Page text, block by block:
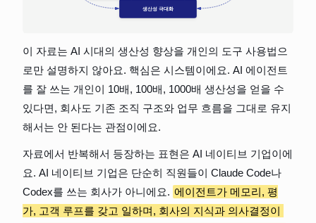
이 자료는 AI 시대의 생산성 향상을 개인의 도구 사용법으
로만 설명하지 않아요. 핵심은 시스템이에요. AI 에이전트
를 잘 쓰는 개인이 10배, 100배, 1000배 생산성을 얻을 수
있다면, 회사도 기존 조직 구조와 업무 흐름을 그대로 유지
해서는 안 된다는 관점이에요.
자료에서 반복해서 등장하는 표현은 AI 네이티브 기업이에
요. AI 네이티브 기업은 단순히 직원들이 Claude Code나
Codex를 쓰는 회사가 아니에요. 에이전트가 메모리, 평
가, 고객 루프를 갖고 일하며, 회사의 지식과 의사결정이